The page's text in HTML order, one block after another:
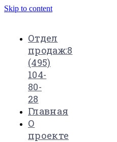
Skip to content
Отдел
продаж:8
(495)
104-
80-
28
Главная
О
проекте